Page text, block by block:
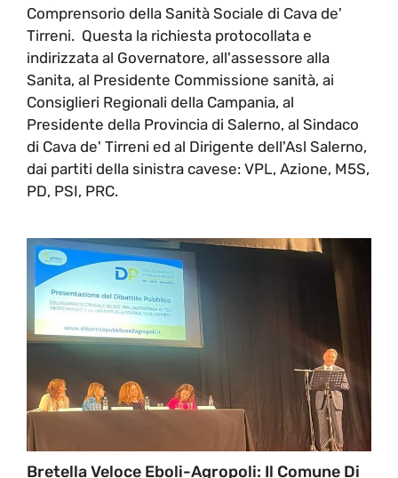
Comprensorio della Sanità Sociale di Cava de'
Tirreni. Questa la richiesta protocollata e
indirizzata al Governatore, all'assessore alla
Sanita, al Presidente Commissione sanità, ai
Consiglieri Regionali della Campania, al
Presidente della Provincia di Salerno, al Sindaco
di Cava de' Tirreni ed al Dirigente dell'Asl Salerno,
dai partiti della sinistra cavese: VPL, Azione, M5S,
PD, PSI, PRC.
Bretella Veloce Eboli-Agropoli: Il Comune Di